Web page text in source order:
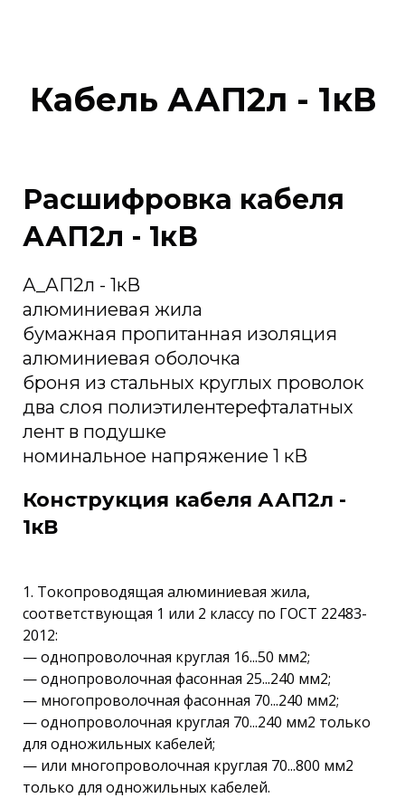
Кабель ААП2л - 1кВ
Расшифровка кабеля
ААП2л - 1кВ
А_АП2л - 1кВ
алюминиевая жила
бумажная пропитанная изоляция
алюминиевая оболочка
броня из стальных круглых проволок
два слоя полиэтилентерефталатных
лент в подушке
номинальное напряжение 1 кВ
Конструкция кабеля ААП2л -
1кВ
1. Токопроводящая алюминиевая жила,
соответствующая 1 или 2 классу по ГОСТ 22483-
2012:
— однопроволочная круглая 16...50 мм2;
— однопроволочная фасонная 25...240 мм2;
— многопроволочная фасонная 70...240 мм2;
— однопроволочная круглая 70...240 мм2 только
для одножильных кабелей;
— или многопроволочная круглая 70...800 мм2
только для одножильных кабелей.